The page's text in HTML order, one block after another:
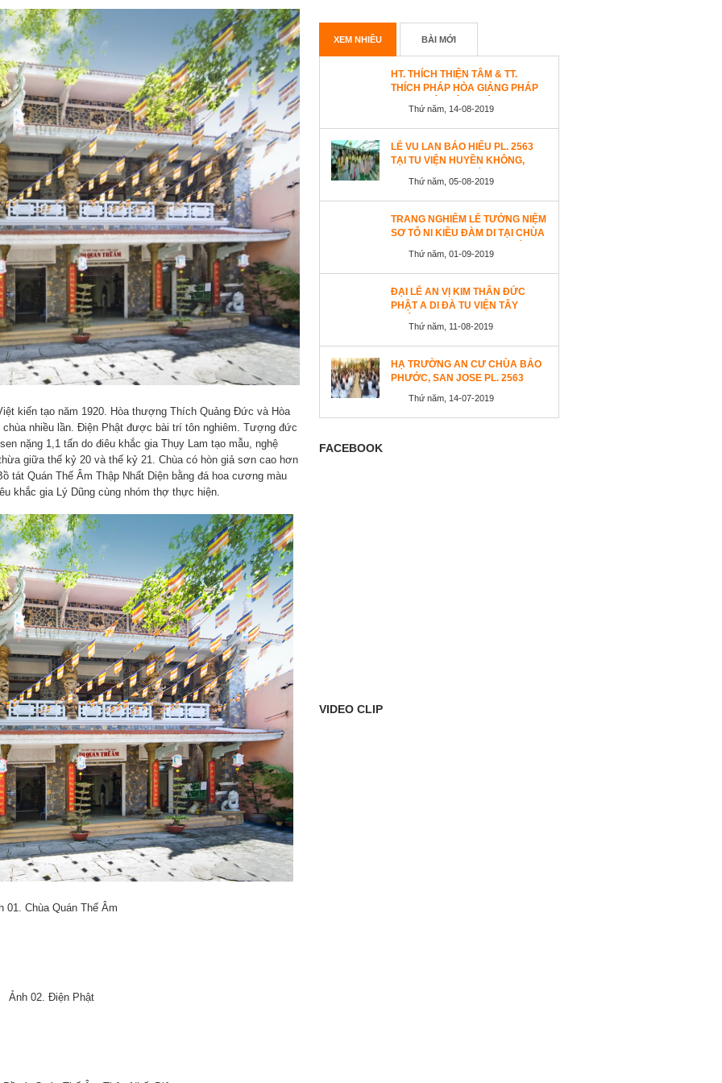
kiến tạo năm 1920. Hòa thượng Thích Quảng Đức và Hòa
nhiều lần. Điện Phật được bài trí tôn nghiêm. Tượng đức
nặng 1,1 tấn do điêu khắc gia Thụy Lam tạo mẫu, nghệ
giữa thế kỷ 20 và thế kỷ 21. Chùa có hòn giả sơn cao hơn
tát Quán Thế Âm Thập Nhất Diện bằng đá hoa cương màu
khắc gia Lý Dũng cùng nhóm thợ thực hiện.
01. Chùa Quán Thế Âm
Ảnh 02. Điện Phật
XEM NHIỀU BÀI MỚI
HT. THÍCH THIỆN TÂM & TT.
THÍCH PHÁP HÒA GIẢNG PHÁP
WESTLOCK, CANADA
Thứ năm, 14-08-2019
LỄ VU LAN BÁO HIẾU PL. 2563
TẠI TU VIỆN HUYỀN KHÔNG,
Thứ năm, 05-08-2019
TRANG NGHIÊM LỄ TƯỞNG NIỆM
SƠ TỔ NI KIỀU ĐÀM DI TẠI CHÙA
Thứ năm, 01-09-2019
ĐẠI LỄ AN VỊ KIM THÂN ĐỨC
PHẬT A DI ĐÀ TU VIỆN TÂY
Thứ năm, 11-08-2019
HẠ TRƯỜNG AN CƯ CHÙA BẢO
PHƯỚC, SAN JOSE PL. 2563
Thứ năm, 14-07-2019
FACEBOOK
VIDEO CLIP